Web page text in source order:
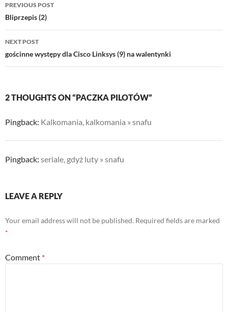
navigation
PREVIOUS POST
Bliprzepis (2)
NEXT POST
gościnne występy dla Cisco Linksys (9) na walentynki
2 THOUGHTS ON “PACZKA PILOTÓW”
Pingback: Kalkomania, kalkomania » snafu
Pingback: seriale, gdyż luty » snafu
LEAVE A REPLY
Your email address will not be published. Required fields are marked
*
Comment *